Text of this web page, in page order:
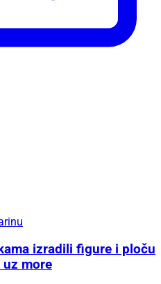
izradili figure i ploču
uz more